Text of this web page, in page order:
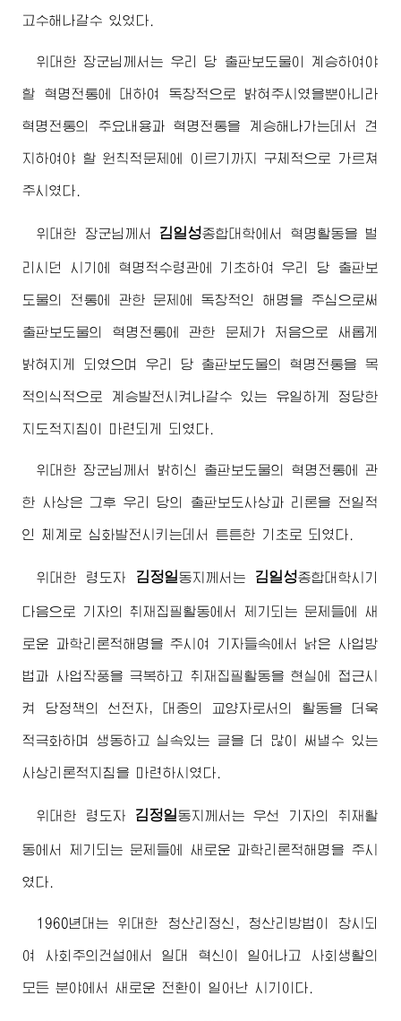
고수해나갈수 있었다.
위대한 장군님 께서는 우리 당 출판보도물이 계승하여야
할 혁명전통에 대하여 독창적으로 밝혀주시였을뿐아니라
혁명전통의 주요내용과 혁명전통을 계승해나가는데서 견
지하여야 할 원칙적문제에 이르기까지 구체적으로 가르쳐
주시였다.
위대한 장군님 께서 김일성종합대학에서 혁명활동을 벌
리시던 시기에 혁명적수령관에 기초하여 우리 당 출판보
도물의 전통에 관한 문제에 독창적인 해명을 주심으로써
출판보도물의 혁명전통에 관한 문제가 처음으로 새롭게
밝혀지게 되였으며 우리 당 출판보도물의 혁명전통을 목
적의식적으로 계승발전시켜나갈수 있는 유일하게 정당한
지도적지침이 마련되게 되였다.
위대한장군님 께서 밝히신 출판보도물의 혁명전통에 관
한 사상은 그후 우리 당의 출판보도사상과 리론을 전일적
인 체계로 심화발전시키는데서 튼튼한 기초로 되였다.
위대한 령도자 김정일동지 께서는 김일성종합대학시기
다음으로 기자의 취재집필활동에서 제기되는 문제들에 새
로운 과학리론적해명을 주시여 기자들속에서 낡은 사업방
법과 사업작풍을 극복하고 취재집필활동을 현실에 접근시
켜 당정책의 선전자, 대중의 교양자로서의 활동을 더욱
적극화하며 생동하고 실속있는 글을 더 많이 써낼수 있는
사상리론적지침을 마련하시였다.
위대한 령도자 김정일동지 께서는 우선 기자의 취재활
동에서 제기되는 문제들에 새로운 과학리론적해명을 주시
였다.
1960년대는 위대한 청산리정신, 청산리방법이 창시되
여 사회주의건설에서 일대 혁신이 일어나고 사회생활의
모든 분야에서 새로운 전환이 일어난 시기이다.